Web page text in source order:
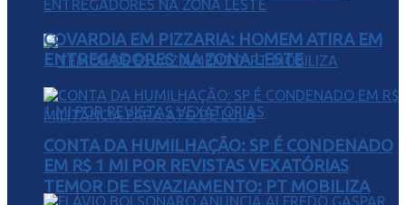
TEMOR DE ESVAZIAMENTO: PT MOBILIZA
COVARDIA EM PIZZARIA: HOMEM ATIRA EM
ENTREGADORES NA ZONA LESTE
CONTA DA HUMILHAÇÃO: SP É CONDENADO
EM R$ 1 MI POR REVISTAS VEXATÓRIAS